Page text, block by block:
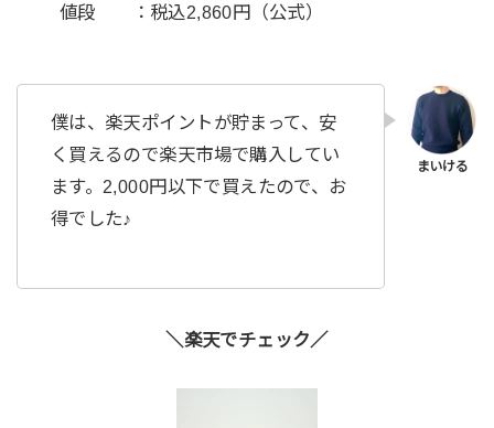
値段 ：税込2,860円（公式）
僕は、楽天ポイントが貯まって、安
く買えるので楽天市場で購入してい
ます。2,000円以下で買えたので、お
得でした♪
＼楽天でチェック／